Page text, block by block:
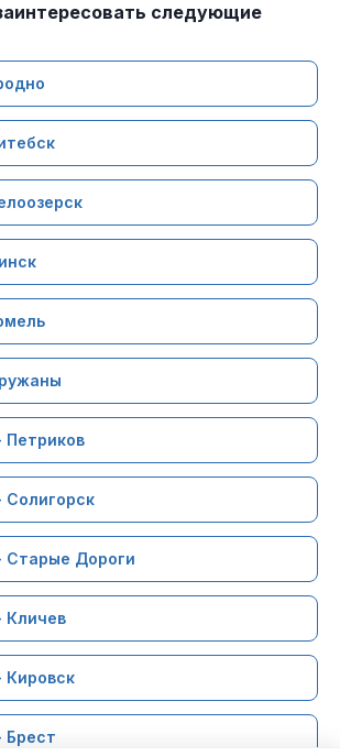
следующие
Петриков
Солигорск
Старые Дороги
Кличев
Кировск
Брест